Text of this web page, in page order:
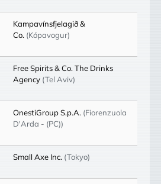
Kampavínsfjelagið &
Co. (Kópavogur)
Free Spirits & Co. The Drinks
Agency (Tel Aviv)
OnestiGroup S.p.A. (Fiorenzuola
D'Arda - (PC))
Small Axe Inc. (Tokyo)